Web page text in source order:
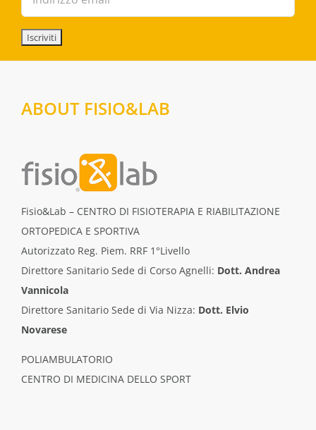
ABOUT FISIO&LAB
Fisio&Lab – CENTRO DI FISIOTERAPIA E RIABILITAZIONE
ORTOPEDICA E SPORTIVA
Autorizzato Reg. Piem. RRF 1°Livello
Direttore Sanitario Sede di Corso Agnelli: Dott. Andrea
Vannicola
Direttore Sanitario Sede di Via Nizza: Dott. Elvio
Novarese
POLIAMBULATORIO
CENTRO DI MEDICINA DELLO SPORT